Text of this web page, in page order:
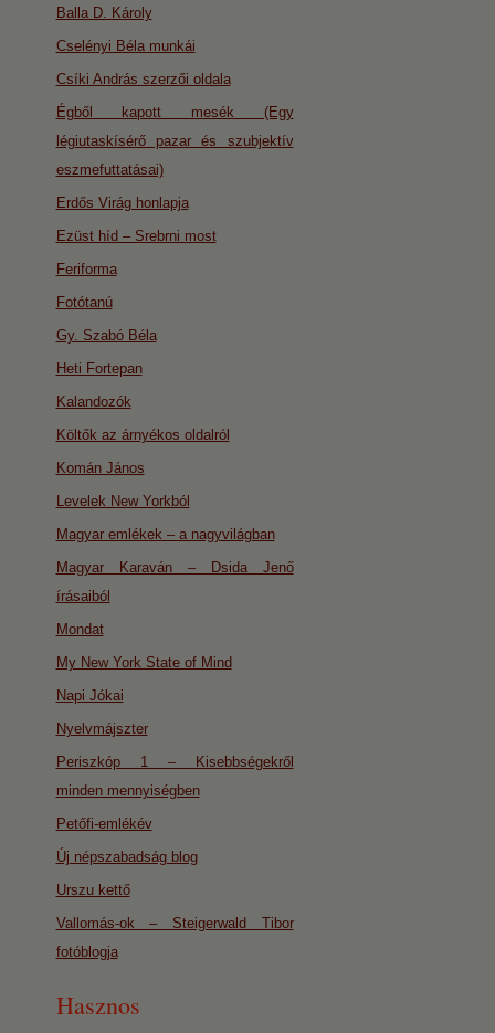
Balla D. Károly
Cselényi Béla munkái
Csíki András szerzői oldala
Égből kapott mesék (Egy
légiutaskísérő pazar és szubjektív
eszmefuttatásai)
Erdős Virág honlapja
Ezüst híd – Srebrni most
Feriforma
Fotótanú
Gy. Szabó Béla
Heti Fortepan
Kalandozók
Költők az árnyékos oldalról
Komán János
Levelek New Yorkból
Magyar emlékek – a nagyvilágban
Magyar Karaván – Dsida Jenő
írásaiból
Mondat
My New York State of Mind
Napi Jókai
Nyelvmájszter
Periszkóp 1 – Kisebbségekről
minden mennyiségben
Petőfi-emlékév
Új népszabadság blog
Urszu kettő
Vallomás-ok – Steigerwald Tibor
fotóblogja
Hasznos